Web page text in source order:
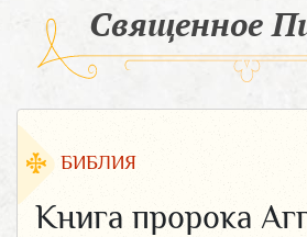
Священное
БИБЛИЯ
Книга пророка